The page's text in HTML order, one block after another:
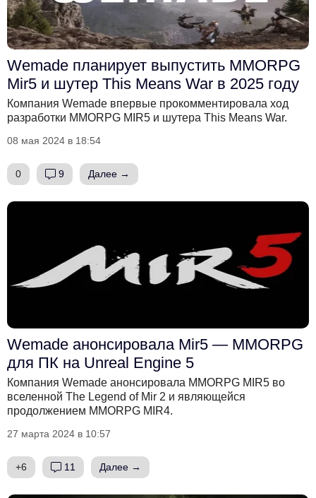
Wemade планирует выпустить MMORPG
Mir5 и шутер This Means War в 2025 году
Компания Wemade впервые прокомментировала ход
разработки MMORPG MIR5 и шутера This Means War.
08 мая 2024 в 18:54
0 9 Далее →
Wemade анонсировала Mir5 — MMORPG
для ПК на Unreal Engine 5
Компания Wemade анонсировала MMORPG MIR5 во
вселенной The Legend of Mir 2 и являющейся
продолжением MMORPG MIR4.
27 марта 2024 в 10:57
+6 11 Далее →